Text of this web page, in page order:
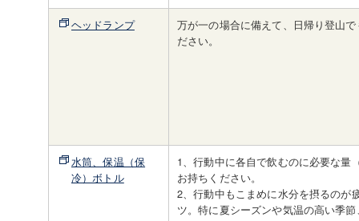
ヘッドランプ
万が一の場合に備えて、日帰り登山
ださい。
水筒、保温（保
冷）ボトル
1、行動中に各自で飲むのに必要な量
お持ちください。
2、行動中もこまめに水分を摂るのが
ツ。特に夏シーズンや気温の高い季